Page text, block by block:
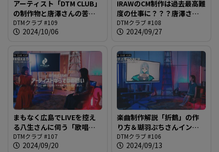
アーティスト「DTM CLUB」
の制作物と唐澤さんの苦
悩。新録された「火影」を
初オンエアへ＠DTMクラブ
DTMクラブ #109
2024/10/06
IRAWのCM制作は過去最高難
度の仕事に？？？唐澤さん
をアニメーションにする謎
計画進行中＠DTMクラブ
DTMクラブ #108
2024/09/27
まもなく広島でLIVEを控え
る八生さんに伺う「歌唱
力」の秘訣とは？＠DTMク
ラブ #107
DTMクラブ #107
2024/09/20
楽曲制作解説「折鶴」の作
り方＆瑚羽ぷちさんインタ
ビュー＋αをお届け！＠DTM
クラブ #106
DTMクラブ #106
2024/09/13